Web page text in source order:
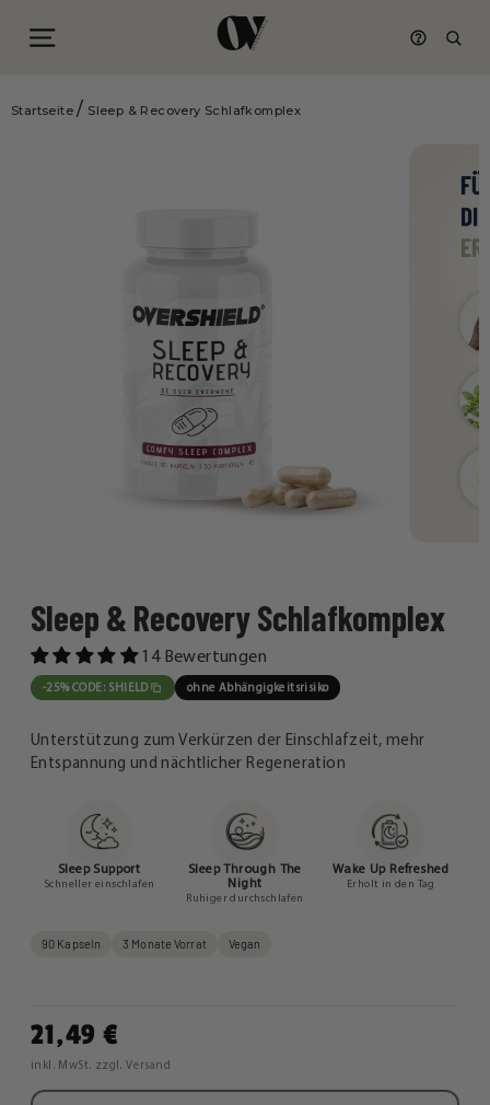
zum
Seitennavigation Suche
Startseite / Sleep & Recovery Schlafkomplex
Sleep & Recovery Schlafkomplex
14 Bewertungen
-25% CODE: SHIELD ohne Abhängigkeitsrisiko
Unterstützung zum Verkürzen der Einschlafzeit, mehr
Entspannung und nächtlicher Regeneration
Sleep Support
Schneller einschlafen
Sleep Through The
Night
Ruhiger durchschlafen
Wake Up Refreshed
Erholt in den Tag
90 Kapseln 3 Monate Vorrat Vegan
21,49 €
inkl. MwSt. zzgl. Versand
PRODUKT WÄHLEN